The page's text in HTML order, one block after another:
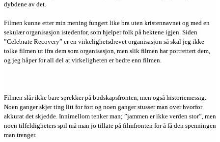
dybdene av det.
Filmen kunne etter min mening fungert like bra uten kristennavnet og med en
sekulær organisasjon istedenfor, som hjelper folk på hektene igjen. Siden
”Celebrate Recovery” er en virkelighetsdrevet organisasjon så skal jeg ikke
tolke filmen ut ifra dem som organisasjon, men slik filmen har portrettert dem,
og jeg håper for all del at virkeligheten er bedre enn filmen.
Filmen slår ikke bare sprekker på budskapsfronten, men også historiemessig.
Noen ganger skjer ting litt for fort og noen ganger stusser man over hvorfor
akkurat det skjedde. Innimellom tenker man; ”jammen er ikke verden stor”, men
noen tilfeldigheters spil må man jo tillate på filmfronten for å få den spenningen
man trenger.